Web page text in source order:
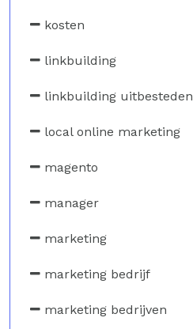
kosten
linkbuilding
linkbuilding uitbesteden
local online marketing
magento
manager
marketing
marketing bedrijf
marketing bedrijven